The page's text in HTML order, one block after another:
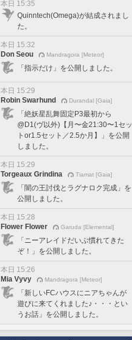
本日 15:35
Quinntech(Omega)が結成されまし
た。
本日 15:32
Don Seou
Mandragora [Meteor]
「指示だけ」を公開しました。
本日 15:29
Robin Swarhund
Durandal [Gaia]
「絶妖星乱舞固定P3最初から
@D1(ヴ以外)【月〜金21:30〜1セッ
トor1.5セット／2.5か月】」を公開
しました。
本日 15:29
Torgeaux Grindina
Tiamat [Gaia]
「闇の王討伐とラグナロク完成」を
公開しました。
本日 15:28
Flower Flower
Garuda [Elemental]
「ニーアレイドだいぶ慣れてきた
ぞ！」を公開しました。
本日 15:26
Mia Vyvy
Mandragora [Meteor]
「新しいFCハウスにニアちゃんが
遊びに来てくれました♪・・・とい
うお話」を公開しました。